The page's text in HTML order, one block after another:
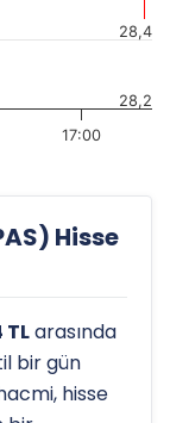
17:00
28,2
28,4
Hisse
TLarasında
bir gün
hisse